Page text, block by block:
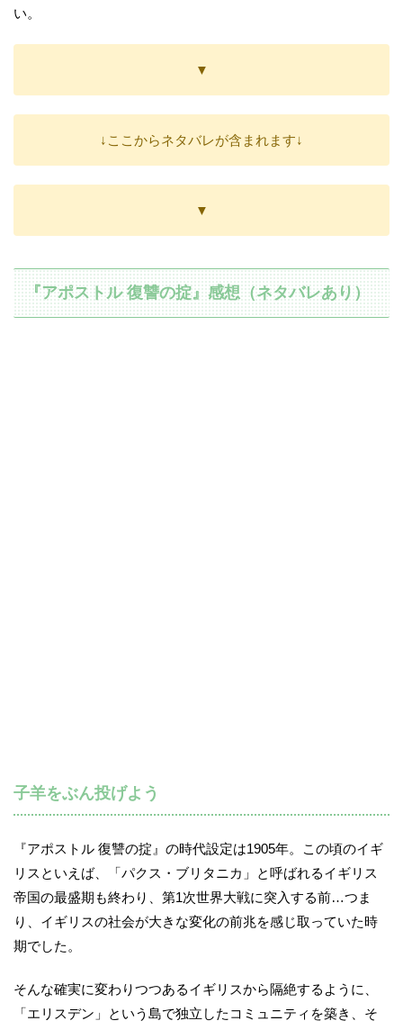
い。
▼
↓ここからネタバレが含まれます↓
▼
『アポストル 復讐の掟』感想（ネタバレあり）
子羊をぶん投げよう
『アポストル 復讐の掟』の時代設定は1905年。この頃のイギ
リスといえば、「パクス・ブリタニカ」と呼ばれるイギリス
帝国の最盛期も終わり、第1次世界大戦に突入する前…つま
り、イギリスの社会が大きな変化の前兆を感じ取っていた時
期でした。
そんな確実に変わりつつあるイギリスから隔絶するように、
「エリスデン」という島で独立したコミュニティを築き、そ